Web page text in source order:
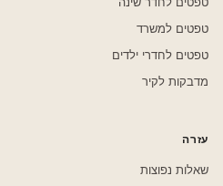
טפטים למשרד
טפטים לחדרי ילדים
מדבקות לקיר
עזרה
שאלות נפוצות